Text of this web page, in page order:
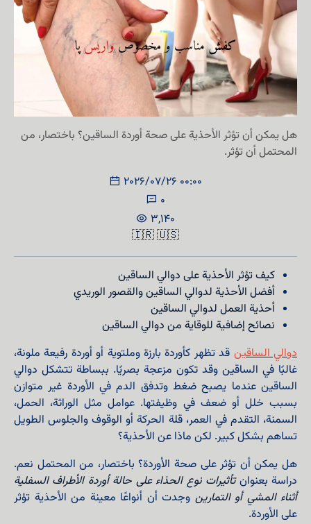
هل يمكن أن تؤثر الأحذية على صحة أوردة الساقين؟ باختصار، من
المحتمل أن تؤثر.
2026/07/26 00:00
0
3,140
🇮🇷🇺🇸
كيف تؤثر الأحذية على دوالي الساقين
أفضل الأحذية لدوالي الساقين والقصور الوريدي
أحذية العمل لدوالي الساقين
نصائح إضافية للوقاية من دوالي الساقين
دوالي الساقين قد تظهر كأوردة بارزة وملتوية أو أوردة رفيعة ملونة،
غالبًا في الساقين وقد تكون مزعجة بصريًا. ببساطة تتشكل دوالي
الساقين عندما يصبح ضغط وتدفق الدم في الأوردة غير متوازن
بسبب خلل أو ضعف في وظيفتها. عوامل مثل الوراثة، الحمل،
السمنة، التقدم في العمر، قلة الحركة أو الوقوف والجلوس الطويل
تساهم بشكل كبير. لكن ماذا عن الأحذية؟
هل يمكن أن تؤثر على صحة الأوردة؟ باختصار، من المحتمل نعم.
دراسة بعنوانتأثيرات نوع الحذاء على حالة أوردة الأطراف السفلية
أثناء المشي أو التمارين وجدت أن أنواعًا معينة من الأحذية تؤثر
على الأوردة.